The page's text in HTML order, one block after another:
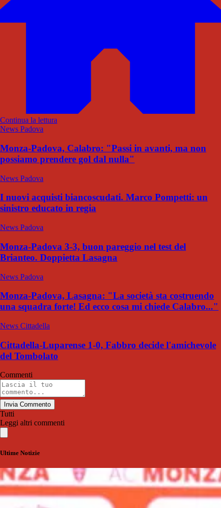
Continua la lettura
News Padova
Monza-Padova, Calabro: "Passi in avanti, ma non
possiamo prendere gol dal nulla"
News Padova
I nuovi acquisti biancoscudati. Marco Pompetti: un
sinistro educato in regia
News Padova
Monza-Padova 3-3, buon pareggio nel test del
Brianteo. Doppietta Lasagna
News Padova
Monza-Padova, Lasagna: "La società sta costruendo
una squadra forte! Ed ecco cosa mi chiede Calabro..."
News Cittadella
Cittadella-Luparense 1-0, Fabbro decide l'amichevole
del Tombolato
Commenti
Invia Commento
Tutti
Leggi altri commenti
Ultime Notizie